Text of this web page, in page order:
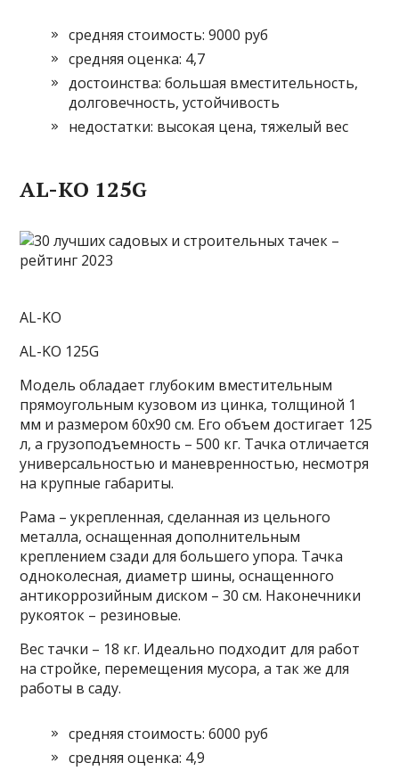
средняя стоимость: 9000 руб
средняя оценка: 4,7
достоинства: большая вместительность,
долговечность, устойчивость
недостатки: высокая цена, тяжелый вес
AL-KO 125G
AL-KO
AL-KO 125G
Модель обладает глубоким вместительным
прямоугольным кузовом из цинка, толщиной 1
мм и размером 60х90 см. Его объем достигает 125
л, а грузоподъемность – 500 кг. Тачка отличается
универсальностью и маневренностью, несмотря
на крупные габариты.
Рама – укрепленная, сделанная из цельного
металла, оснащенная дополнительным
креплением сзади для большего упора. Тачка
одноколесная, диаметр шины, оснащенного
антикоррозийным диском – 30 см. Наконечники
рукояток – резиновые.
Вес тачки – 18 кг. Идеально подходит для работ
на стройке, перемещения мусора, а так же для
работы в саду.
средняя стоимость: 6000 руб
средняя оценка: 4,9